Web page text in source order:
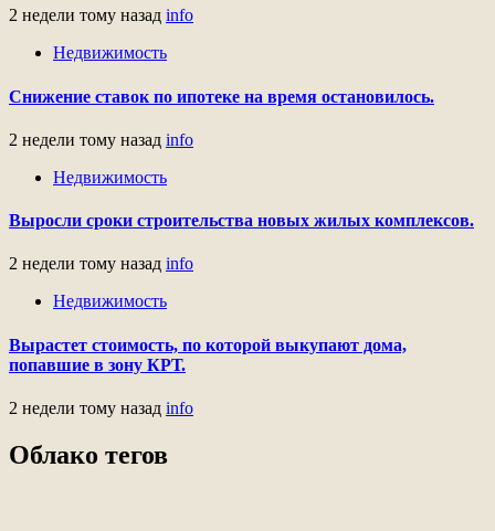
2 недели тому назад info
Недвижимость
Снижение ставок по ипотеке на время остановилось.
2 недели тому назад info
Недвижимость
Выросли сроки строительства новых жилых комплексов.
2 недели тому назад info
Недвижимость
Вырастет стоимость, по которой выкупают дома,
попавшие в зону КРТ.
2 недели тому назад info
Облако тегов